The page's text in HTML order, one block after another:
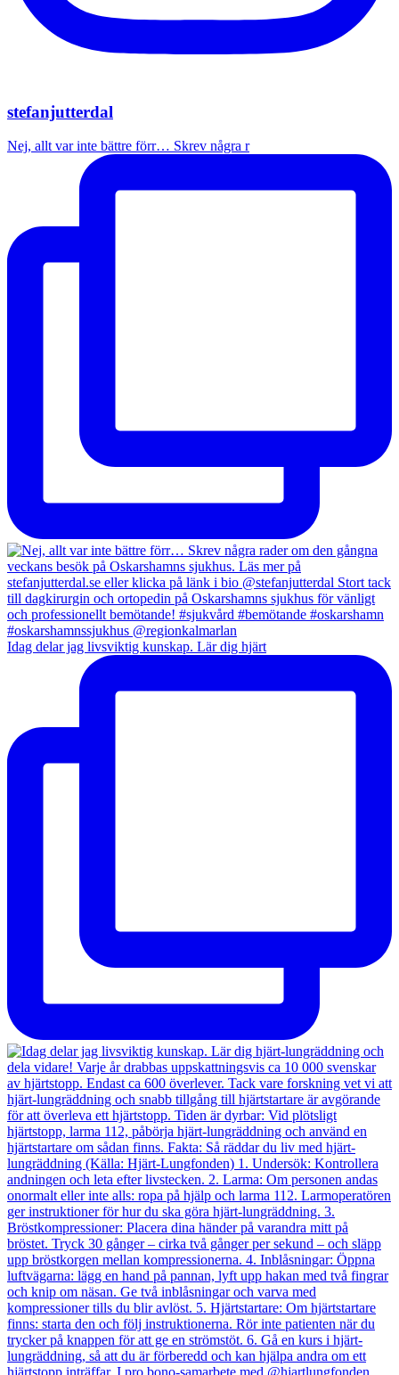
stefanjutterdal
Nej, allt var inte bättre förr… Skrev några r
Idag delar jag livsviktig kunskap. Lär dig hjärt